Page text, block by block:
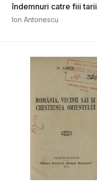
îndemnuri catre fiii tarii
Ion Antonescu